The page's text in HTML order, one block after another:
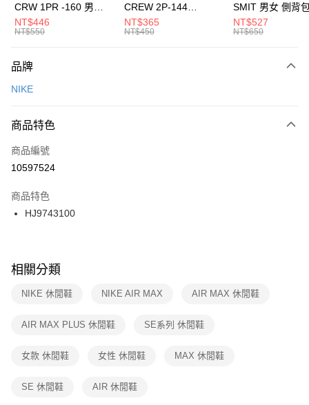
元大商業銀行
台灣樂天信用卡公司
全盈+PAY
AFTEE先享後付
【關於「AFTEE先享後付」】
便利好安心！
３．安心：先確認商品／服務後，再付款。
【「AFTEE先享後付」結帳流程】
１．於結帳方式選擇「AFTEE先享後付」後，將跳轉至「AFTEE先享後付」
２．訂單成立數日內，您將收到繳費通知簡訊。
３．收到繳費通知簡訊後14天內，點擊此簡訊中的連結，可透過四大超商／
ATM／網路銀行／等多元方式進行付款，方視為交易完成。
※ 交易是否成功請以「AFTEE先享後付 」之結帳頁面顯示為準，若有關於
是否繳費成功／繳費後需取消欲退款等相關疑問，請聯繫「AFTEE先享後付
客戶支援中心」
https://netprotections.freshdesk.com/support/home
１．透過由恩沛科技股份有限公司提供之「AFTEE先享後付」服務完成之交
權轉讓予恩沛科技股份有限公司。
３．未成年的使用者請事先徵得法定代理人或監護人之同意方可使用
運送方式
每筆NT$100，滿NT$1,500(含以上)免運費
宅配
每筆NT$100，滿NT$1,500(含以上)免運費
付款後門市自取
每筆NT$100，滿NT$1,500(含以上)免運費
CRW 1PR -160 男女
中統襪 FZ3393100
NT$446
NT$550
CREW 2P-144
EMBRDY 男女 短統襪
FZ3073133
NT$365
NT$450
SMIT 男女 側背
BA5871010
NT$527
NT$650
品牌
NIKE
商品特色
商品編號
10597524
商品特色
HJ9743100
相關分類
NIKE 休閒鞋 NIKE AIR MAX AIR MAX 休閒鞋
AIR MAX PLUS 休閒鞋 SE系列 休閒鞋
女款 休閒鞋 女性 休閒鞋 MAX 休閒鞋
SE 休閒鞋 AIR 休閒鞋